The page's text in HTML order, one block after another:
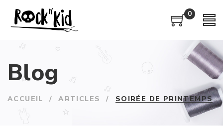
0
Blog
ACCUEIL / ARTICLES / SOIRÉE DE PRINTEMPS